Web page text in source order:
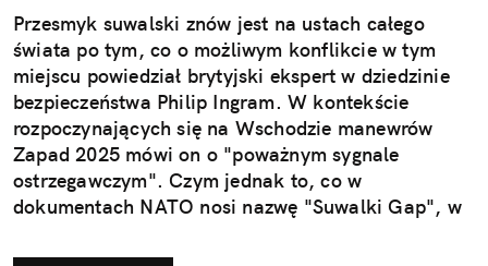
Przesmyk suwalski znów jest na ustach całego
świata po tym, co o możliwym konflikcie w tym
miejscu powiedział brytyjski ekspert w dziedzinie
bezpieczeństwa Philip Ingram. W kontekście
rozpoczynających się na Wschodzie manewrów
Zapad 2025 mówi on o "poważnym sygnale
ostrzegawczym". Czym jednak to, co w
dokumentach NATO nosi nazwę "Suwalki Gap", w